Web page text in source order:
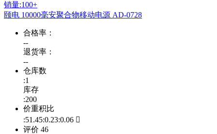
销量:100+
颐电 10000毫安聚合物移动电源 AD-0728
合格率：
--
退货率：
--
仓库数
:1
库存
:200
价重积比
:51.45:0.23:0.06 
评价 46